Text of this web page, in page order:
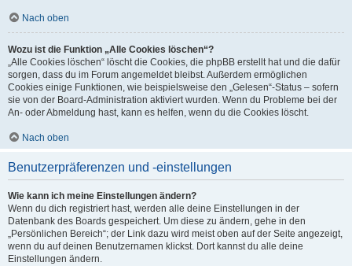
Nach oben
Wozu ist die Funktion „Alle Cookies löschen“?
„Alle Cookies löschen“ löscht die Cookies, die phpBB erstellt hat und die dafür
sorgen, dass du im Forum angemeldet bleibst. Außerdem ermöglichen
Cookies einige Funktionen, wie beispielsweise den „Gelesen“-Status – sofern
sie von der Board-Administration aktiviert wurden. Wenn du Probleme bei der
An- oder Abmeldung hast, kann es helfen, wenn du die Cookies löscht.
Nach oben
Benutzerpräferenzen und -einstellungen
Wie kann ich meine Einstellungen ändern?
Wenn du dich registriert hast, werden alle deine Einstellungen in der
Datenbank des Boards gespeichert. Um diese zu ändern, gehe in den
„Persönlichen Bereich“; der Link dazu wird meist oben auf der Seite angezeigt,
wenn du auf deinen Benutzernamen klickst. Dort kannst du alle deine
Einstellungen ändern.